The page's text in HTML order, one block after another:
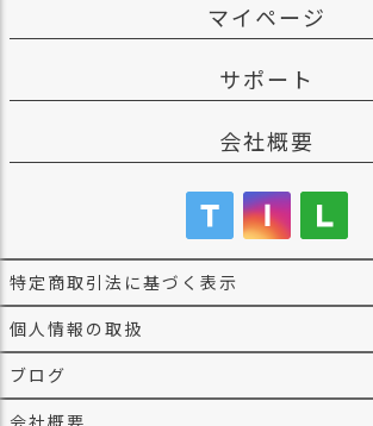
マイページ
サポート
会社概要
特定商取引法に基づく表示
個人情報の取扱
ブログ